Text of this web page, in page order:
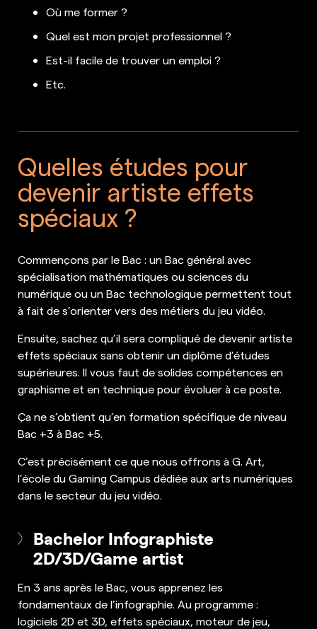
Où me former ?
Quel est mon projet professionnel ?
Est-il facile de trouver un emploi ?
Etc.
Quelles études pour
devenir artiste effets
spéciaux ?
Commençons par le Bac : un Bac général avec
spécialisation mathématiques ou sciences du
numérique ou un Bac technologique permettent tout
à fait de s’orienter vers des métiers du jeu vidéo.
Ensuite, sachez qu’il sera compliqué de devenir artiste
effets spéciaux sans obtenir un diplôme d’études
supérieures. Il vous faut de solides compétences en
graphisme et en technique pour évoluer à ce poste.
Ça ne s’obtient qu’en formation spécifique de niveau
Bac +3 à Bac +5.
C’est précisément ce que nous offrons à G. Art,
l’école du Gaming Campus dédiée aux arts numériques
dans le secteur du jeu vidéo.
Bachelor Infographiste
2D/3D/Game artist
En 3 ans après le Bac, vous apprenez les
fondamentaux de l’infographie. Au programme :
logiciels 2D et 3D, effets spéciaux, moteur de jeu,